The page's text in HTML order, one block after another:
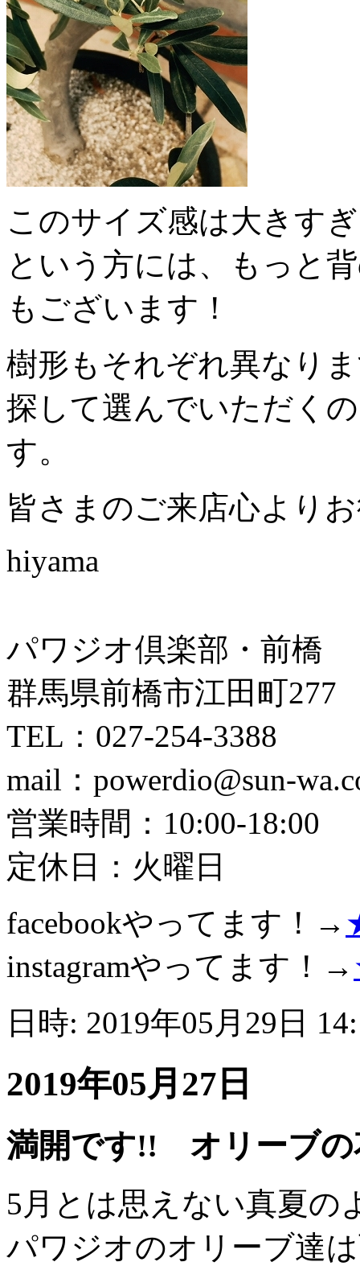
このサイズ感は大きす
という方には、もっと
もございます！
樹形もそれぞれ異なり
探して選んでいただく
す。
皆さまのご来店心より
hiyama
パワジオ倶楽部・前橋
群馬県前橋市江田町277
TEL：027-254-3388
mail：powerdio@sun-
営業時間：10:00-18:00
定休日：火曜日
facebookやってます！→
instagramやってます！→
日時: 2019年05月29日
2019年05月27日
満開です!! オリーブの
5月とは思えない真夏の
パワジオのオリーブ達